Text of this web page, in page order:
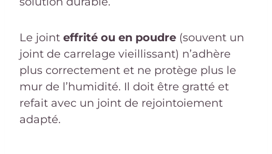
Le joint effrité ou en poudre (souvent un
joint de carrelage vieillissant) n’adhère
plus correctement et ne protège plus le
mur de l’humidité. Il doit être gratté et
refait avec un joint de rejointoiement
adapté.